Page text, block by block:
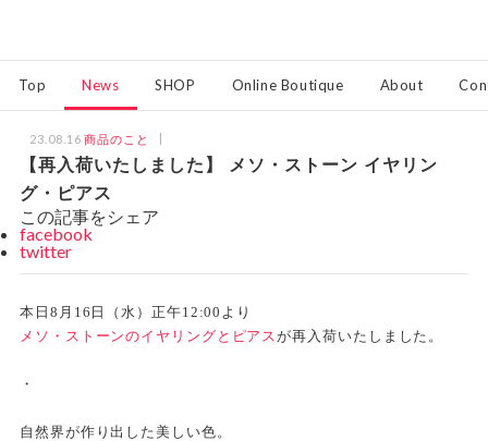
Top News SHOP Online Boutique About
23.08.16 商品のこと
【再入荷いたしました】 メソ・ストーン イヤリン
グ・ピアス
この記事をシェア
facebook
twitter
本日8月16日（水）正午12:00より
メソ・ストーンのイヤリングとピアスが再入荷いたしました。
・
自然界が作り出した美しい色。